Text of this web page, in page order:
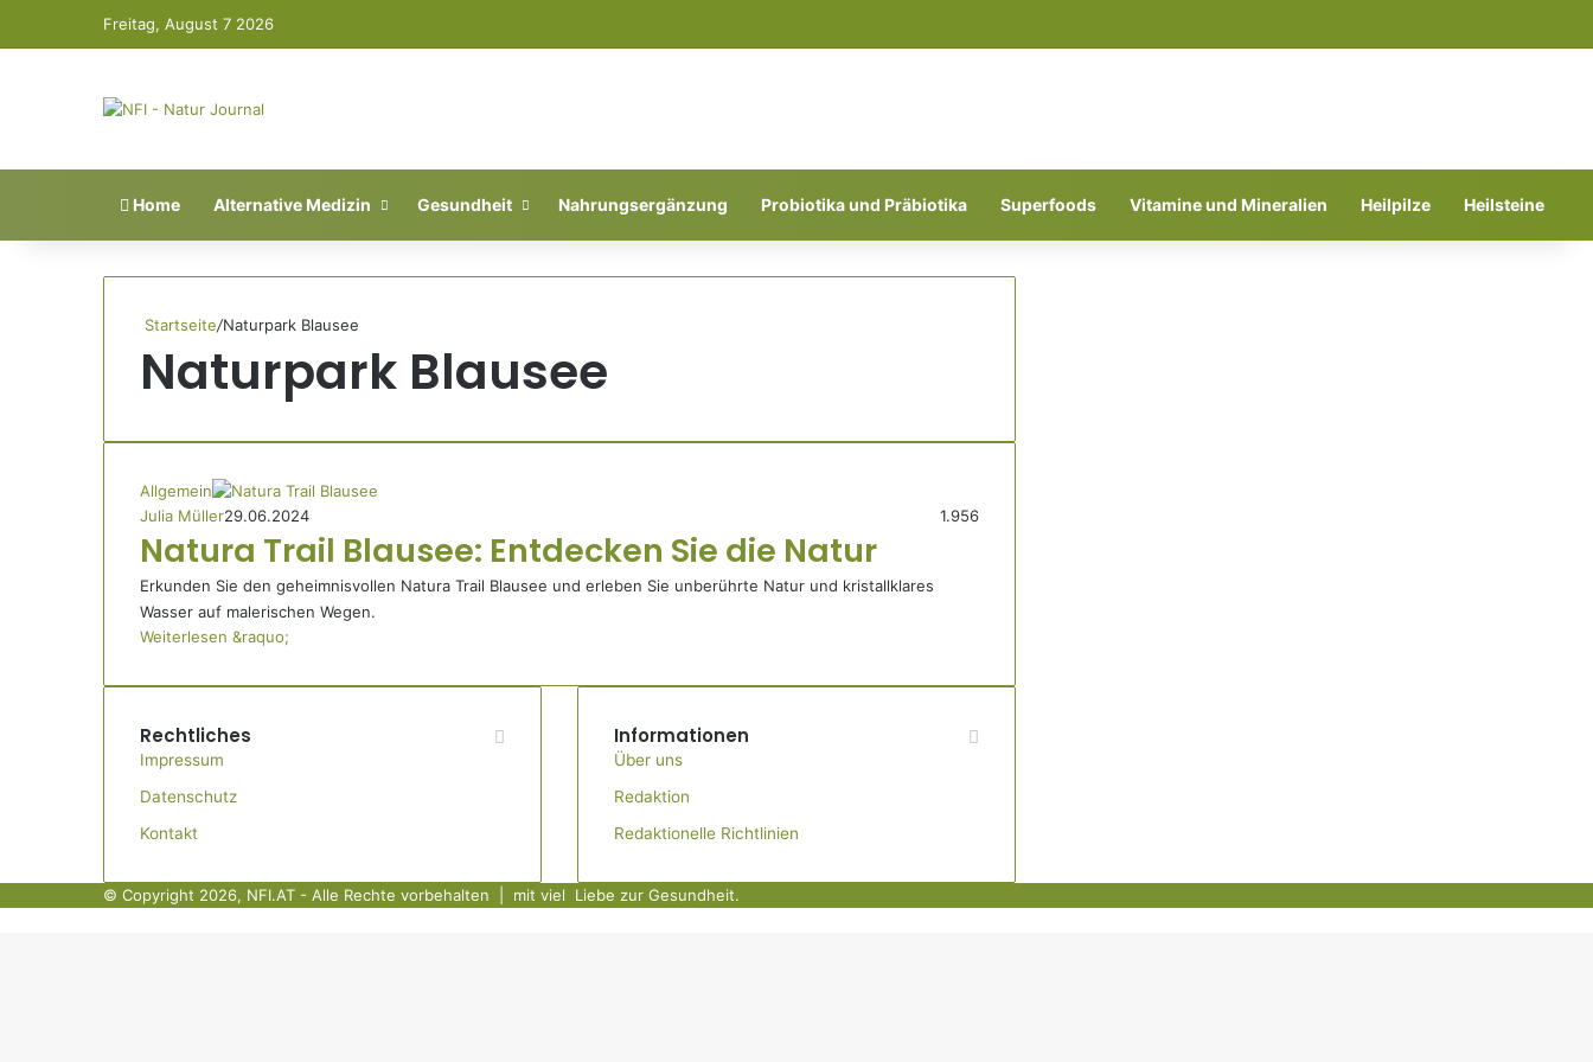
Freitag, August 7 2026
Home Alternative Medizin Gesundheit Nahrungsergänzung Probiotika und Präbiotika Superfoods Vitamine und Mineralien Heilpilze Heilsteine
Startseite/Naturpark Blausee
Naturpark Blausee
Allgemein
Julia Müller29.06.2024 1.956
Natura Trail Blausee: Entdecken Sie die Natur
Erkunden Sie den geheimnisvollen Natura Trail Blausee und erleben Sie unberührte Natur und kristallklares
Wasser auf malerischen Wegen.
Weiterlesen &raquo;
Rechtliches
Impressum
Datenschutz
Kontakt
Informationen
Über uns
Redaktion
Redaktionelle Richtlinien
© Copyright 2026, NFI.AT - Alle Rechte vorbehalten | mit viel
Liebe zur Gesundheit.